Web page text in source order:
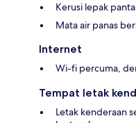
Kerusi lepak
Mata air panas
Internet
Wi-fi percuma,
Tempat letak
Letak kenderaan